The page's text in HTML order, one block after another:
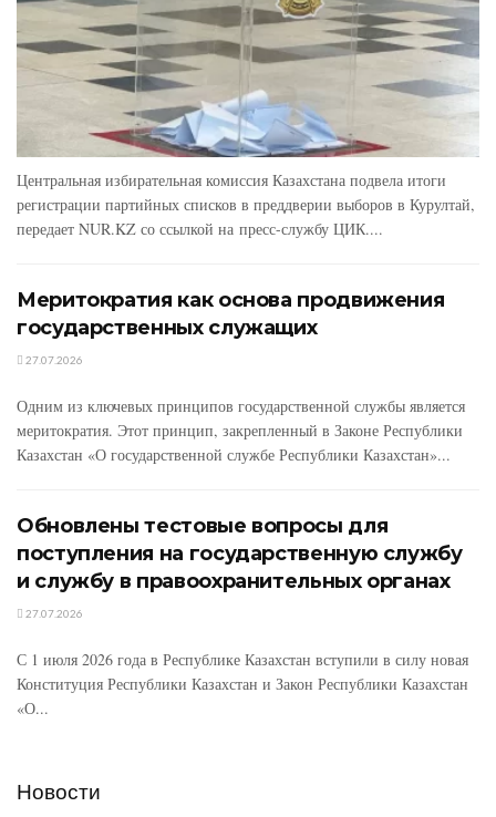
Центральная избирательная комиссия Казахстана подвела итоги
регистрации партийных списков в преддверии выборов в Курултай,
передает NUR.KZ со ссылкой на пресс-службу ЦИК....
Меритократия как основа продвижения
государственных служащих
27.07.2026
Одним из ключевых принципов государственной службы является
меритократия. Этот принцип, закрепленный в Законе Республики
Казахстан «О государственной службе Республики Казахстан»...
Обновлены тестовые вопросы для
поступления на государственную службу
и службу в правоохранительных органах
27.07.2026
С 1 июля 2026 года в Республике Казахстан вступили в силу новая
Конституция Республики Казахстан и Закон Республики Казахстан
«О...
Новости